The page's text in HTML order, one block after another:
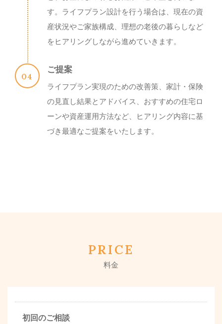
す。ライフプラン設計を行う場合は、現在の資
産状況やご家族構成、理想の老後の暮らしなど
をヒアリングしながら進めていきます。
ご提案
ライフプラン実現のための改善策、家計・保険
の見直し結果とアドバイス、おすすめの住宅ロ
ーンや資産運用方法など、ヒアリング内容に基
づき最適なご提案をいたします。
PRICE
料金
初回のご相談